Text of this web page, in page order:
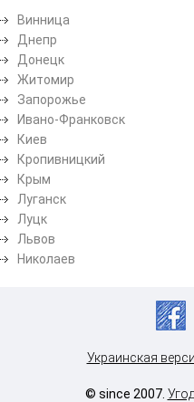
Винница
Днепр
Донецк
Житомир
Запорожье
Ивано-Франковск
Киев
Кропивницкий
Крым
Луганск
Луцк
Львов
Николаев
Украинская
© since 2007.